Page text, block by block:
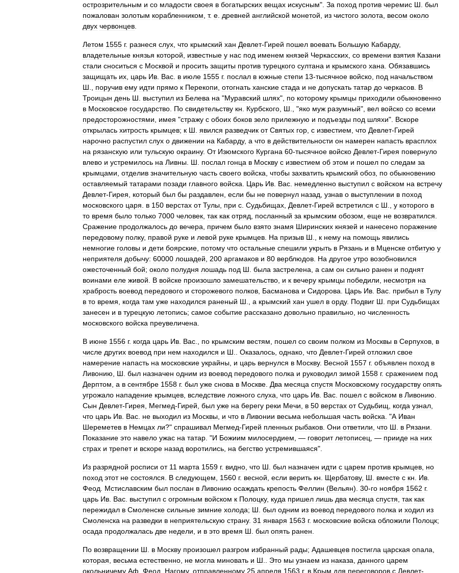
острозрительным и со младости своея в богатырских вещах искусным". За поход против черемис Ш был
пожалован золотым корабленником т. е древней английской монетой из чистого золота весом около
двух червонцев
Летом 1555 г. разнеся слух что крымский хан Девлет-Гирей пошел воевать Большую Кабарду,
владетельные князья которой известные у нас под именем князей Черкасских со времени взятия Казани
стали сноситься с Москвой и просить защиты против турецкого султана и крымского хана Обязавшись
защищать их царь Ив Вас в июле 1555 г. послал в южные степи 13-тысячное войско под начальством
Ш
поручив ему идти прямо к Перекопи отогнать ханские стада и не допускать татар до черкасов В
Троицын день Ш выступил из Белева на "Муравский шлях", по которому крымцы приходили обыкновенно
в Московское государство По свидетельству кн Курбского Ш ., "яко муж разумный", вел войско со всеми
предосторожностями
имея "стражу с обоих боков зело прилежную и подъезды под шляхи". Вскоре
открылась хитрость крымцев; к Ш явился разведчик от Святых гор с известием что Девлет-Гирей
нарочно распустил слух о движении на Кабарду, а что в действительности он намерен напасть врасплох
на рязанскую или тульскую окраину. От Изюмского Кургана 60-тысячное войско Девлет-Гирея повернуло
влево и устремилось на Ливны Ш послал гонца в Москву с известием об этом и пошел по следам за
крымцами отделив значительную часть своего войска чтобы захватить крымский обоз по обыкновению
оставляемый татарами позади главного войска Царь Ив Вас немедленно выступил с войском на встречу
Девлет-Гирея который был бы раздавлен если бы не повернул назад узнав о выступлении в поход
московского царя в 150 верстах от Тулы при c Судьбищах Девлет-Гирей встретился с Ш у которого в
то время было только 7000 человек так как отряд посланный за крымским обозом еще не возвратился
Сражение продолжалось до вечера причем было взято знамя Ширинских князей и нанесено поражение
передовому полку, правой руке и левой руке крымцев На призыв Ш к нему на помощь явились
немногие головы и дети боярские потому что остальные спешили укрыть в Рязань и в Мценске отбитую у
неприятеля добычу: 60000 лошадей 200 аргамаков и 80 верблюдов На другое утро возобновился
ожесточенный бой; около полудня лошадь под Ш была застрелена а сам он сильно ранен и поднят
воинами еле живой В войске произошло замешательство и к вечеру крымцы победили несмотря на
храбрость воевод передового и сторожевого полков Басманова и Сидорова Царь Ив Вас прибыл в Тулу
в то время когда там уже находился раненый Ш а крымский хан ушел в орду. Подвиг Ш при Судьбищах
занесен и в турецкую летопись; самое событие рассказано довольно правильно но численность
московского войска преувеличена
В июне 1556 г. когда царь Ив Вас по крымским вестям пошел со своим полком из Москвы в Серпухов в
числе других воевод при нем находился и Ш Оказалось однако что Девлет-Гирей отложил свое
намерение напасть на московские украйны и царь вернулся в Москву. Весной 1557 г. объявлен поход в
Ливонию
Ш был назначен одним из воевод передового полка и руководил зимой 1558 г. сражением под
Дерптом а в сентябре 1558 г. был уже снова в Москве Два месяца спустя Московскому государству опять
угрожало нападение крымцев вследствие ложного слуха что царь Ив Вас пошел с войском в Ливонию
Сын Девлет-Гирея Мегмед-Гирей был уже на берегу реки Мечи в 50 верстах от Судьбищ когда узнал
что царь Ив Вас не выходил из Москвы и что в Ливонии весьма небольшая часть войска . "А Иван
Шереметев в Немцах ли?" спрашивал Мегмед-Гирей пленных рыбаков Они ответили что Ш в Рязани
Показание это навело ужас на татар . "И Божиим милосердием , — говорит летописец , — прииде на них
страх и трепет и вскоре назад воротились на бегство устремившаяся".
Из разрядной росписи от 11 марта 1559 г. видно что Ш был назначен идти с царем против крымцев но
поход этот не состоялся В следующем 1560 г. весной если верить кн Щербатову, Ш вместе с кн Ив
Феод
Мстиславским был послан в Ливонию осаждать крепость Феллин (Вельян). 30-го ноября 1562 г.
царь Ив Вас выступил с огромным войском к Полоцку, куда пришел лишь два месяца спустя так как
пережидал в Смоленске сильные зимние холода; Ш был одним из воевод передового полка и ходил из
Смоленска на разведки в неприятельскую страну. 31 января 1563 г. московские войска обложили Полоцк;
осада продолжалась две недели и в это время Ш был опять ранен
По возвращении Ш в Москву произошел разгром избранный рады; Адашевцев постигла царская опала
которая
весьма естественно не могла миновать и Ш Это мы узнаем из наказа данного царем
окольничему Аф Феод Нагому, отправленному 25 апреля 1563 г. в Крым для переговоров с Девлет-